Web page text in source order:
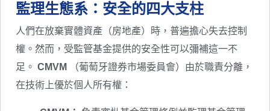
監理生態系：安全的四大支柱
人們在放棄實體資產（房地產）時，普遍擔心失去控制
權。然而，受監管基金提供的安全性可以彌補這一不
足。 CMVM
（葡萄牙證券市場委員會）由於職責分離，
在技術上優於個人所有權：